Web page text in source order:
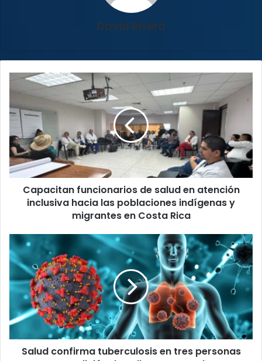
David Rivera
Capacitan
funcionarios
salud
atención
inclusiva
hacia
las
poblaciones
indígenas
Costa
Rica
Capacitan funcionarios de salud en atención
inclusiva hacia las poblaciones indígenas y
migrantes en Costa Rica
Salud
confirma
tuberculosis
en
tres
personas
en
condición
de
calleSalud confirma tuberculosis en tres personas